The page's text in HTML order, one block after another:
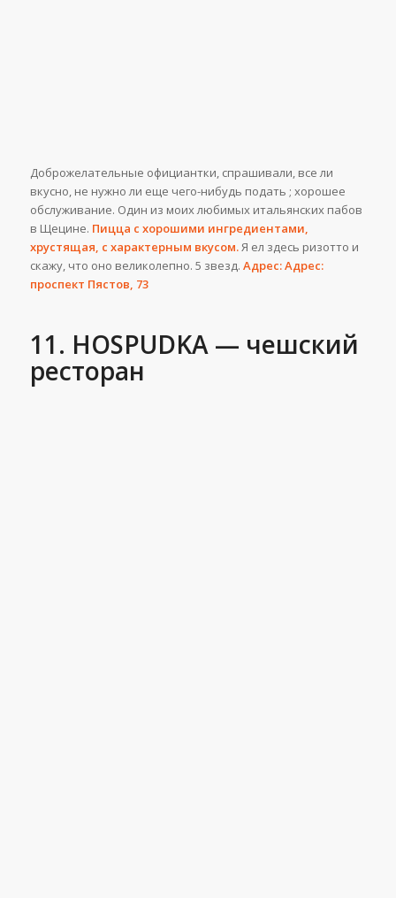
Доброжелательные официантки, спрашивали, все ли
вкусно, не нужно ли еще чего-нибудь подать ; хорошее
обслуживание. Один из моих любимых итальянских пабов
в Щецине. Пицца с хорошими ингредиентами,
хрустящая, с характерным вкусом.Я ел здесь ризотто и
скажу, что оно великолепно. 5 звезд. Адрес: Адрес:
проспект Пястов, 73
11. HOSPUDKA — чешский
ресторан